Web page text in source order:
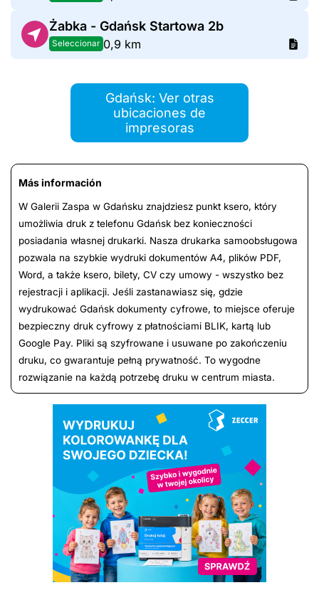
Żabka - Gdańsk Startowa 2b
Seleccionar 0,9 km
Gdańsk: Ver otras
ubicaciones de
impresoras
Más información
W Galerii Zaspa w Gdańsku znajdziesz punkt ksero, który
umożliwia druk z telefonu Gdańsk bez konieczności
posiadania własnej drukarki. Nasza drukarka samoobsługowa
pozwala na szybkie wydruki dokumentów A4, plików PDF,
Word, a także ksero, bilety, CV czy umowy - wszystko bez
rejestracji i aplikacji. Jeśli zastanawiasz się, gdzie
wydrukować Gdańsk dokumenty cyfrowe, to miejsce oferuje
bezpieczny druk cyfrowy z płatnościami BLIK, kartą lub
Google Pay. Pliki są szyfrowane i usuwane po zakończeniu
druku, co gwarantuje pełną prywatność. To wygodne
rozwiązanie na każdą potrzebę druku w centrum miasta.